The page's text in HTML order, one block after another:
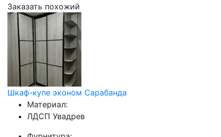
Заказать похожий
Шкаф-купе эконом Сарабанда
Материал:
ЛДСП Увадрев